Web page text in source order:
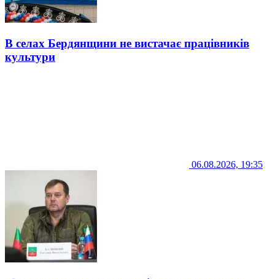
В селах Бердянщини не вистачає працівників
культури
06.08.2026, 19:35